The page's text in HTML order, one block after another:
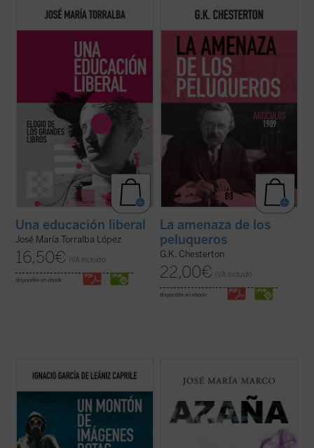
«En estas páginas, José María Torralba se
ocupa de la historia de la educación liberal
dificultar la formación de los alumnos en
las humanidades, con ...
(ver ficha)
Una educación liberal
José María Torralba López
16,50€ IVA incluido
disponible en ebook:
En colaboración con el Club Chesterton de
la Universidad San Pablo CEU presentamos
destacan artículos de los más variopintos
temas, desde la literatura de Shakespeare,
Bacon y la poesía de Swinburne, ...(ver
La amenaza de los
peluqueros
G.K. Chesterton
22,00€ IVA incluido
disponible en ebook:
El libro supone una aproximación fecunda a
La tierra baldíade Eliot considerándola
imágenes rotas. Y
constituye para nosotros un ...
María Marco, autor hace ya treinta años de
una de las más importantes biografías de
Manuel Azaña, ha compuesto este nuevo
ensayo histórico-político sobre el escritor y
político de Alcalá de Henares ... (ver ficha)